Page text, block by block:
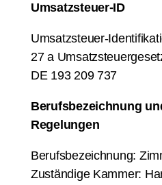
Umsatzsteuer-ID
Umsatzsteuer-
27 a
DE 193 209 737
Berufsbezeichnung
Regelungen
Berufsbezeichnung:
Zuständige Kammer: